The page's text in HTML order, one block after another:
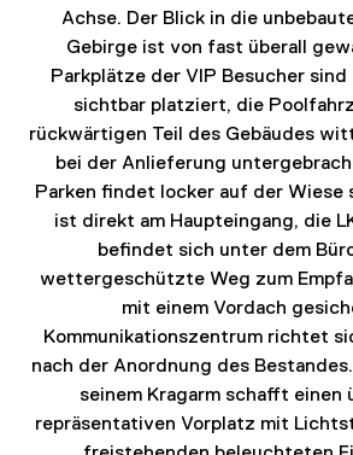
Achse. Der Blick in die
Gebirge ist von fast überall
Parkplätze der VIP Besucher sind
sichtbar platziert, die
rückwärtigen Teil des Gebäudes
bei der Anlieferung
Parken findet locker auf der
ist direkt am Haupteingang, die
befindet sich unter dem
wettergeschützte Weg zum
mit einem Vordach
Kommunikationszentrum richtet
nach der Anordnung des
seinem Kragarm schafft einen
repräsentativen Vorplatz mit
KMW